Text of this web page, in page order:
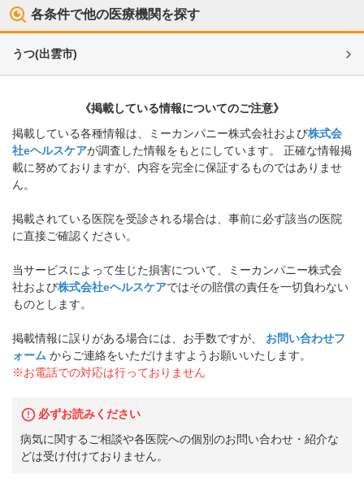
各条件で他の医療機関を探す
うつ(出雲市)
《掲載している情報についてのご注意》
掲載している各種情報は、ミーカンパニー株式会社および株式会
社eヘルスケアが調査した情報をもとにしています。 正確な情報掲
載に努めておりますが、内容を完全に保証するものではありませ
ん。
掲載されている医院を受診される場合は、事前に必ず該当の医院
に直接ご確認ください。
当サービスによって生じた損害について、ミーカンパニー株式会
社および株式会社eヘルスケアではその賠償の責任を一切負わない
ものとします。
掲載情報に誤りがある場合には、お手数ですが、
お問い合わせフ
ォーム からご連絡をいただけますようお願いいたします。
※お電話での対応は行っておりません
必ずお読みください
病気に関するご相談や各医院への個別のお問い合わせ・紹介な
どは受け付けておりません。